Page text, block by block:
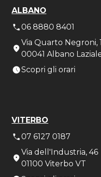
ALBANO
06 8880 8401
Via Quarto Negroni,
00041 Albano
Scopri gli orari
VITERBO
07 6127 0187
Via dell'Industria, 46
01100 Viterbo VT